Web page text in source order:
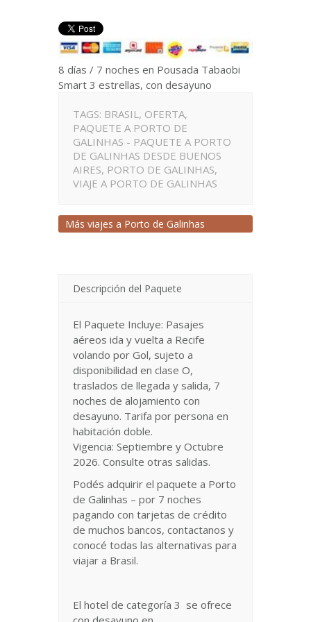
8 días / 7 noches en Pousada Tabaobi
Smart 3 estrellas, con desayuno
TAGS: BRASIL, OFERTA,
PAQUETE A PORTO DE
GALINHAS - PAQUETE A PORTO
DE GALINHAS DESDE BUENOS
AIRES, PORTO DE GALINHAS,
VIAJE A PORTO DE GALINHAS
Más viajes a Porto de Galinhas
Descripción del Paquete
El Paquete Incluye: Pasajes
aéreos ida y vuelta a Recife
volando por Gol, sujeto a
disponibilidad en clase O,
traslados de llegada y salida, 7
noches de alojamiento con
desayuno. Tarifa por persona en
habitación doble.
Vigencia: Septiembre y Octubre
2026. Consulte otras salidas.
Podés adquirir el paquete a Porto
de Galinhas – por 7 noches
pagando con tarjetas de crédito
de muchos bancos, contactanos y
conocé todas las alternativas para
viajar a Brasil.
El hotel de categoría 3 se ofrece